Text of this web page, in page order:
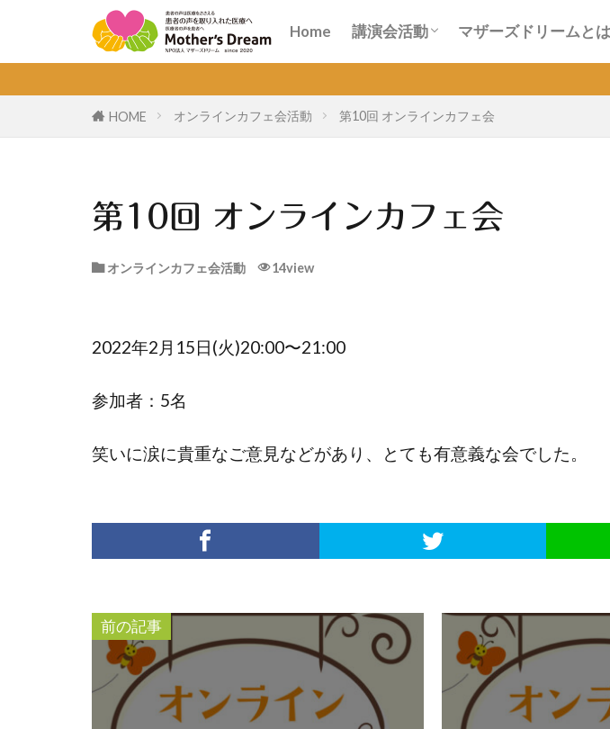
Home 講演会活動 マザーズドリームとは
HOME オンラインカフェ会活動 第10回 オンラインカフェ会
第10回 オンラインカフェ会
オンラインカフェ会活動 14view
2022年2月15日(火)20:00〜21:00
参加者：5名
笑いに涙に貴重なご意見などがあり、とても有意義な会でした。
前の記事